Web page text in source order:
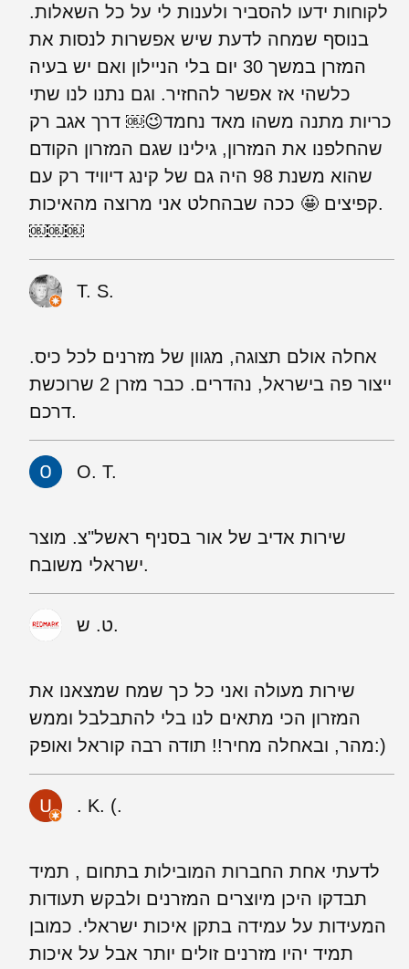
לקוחות ידעו להסביר ולענות לי על כל השאלות.
בנוסף שמחה לדעת שיש אפשרות לנסות את
המזרן במשך 30 יום בלי הניילון ואם יש בעיה
כלשהי אז אפשר להחזיר. וגם נתנו לנו שתי
כריות מתנה משהו מאד נחמד😉￼ ‏דרך אגב רק
שהחלפנו את המזרון, גילינו שגם המזרון הקודם
שהוא משנת 98 היה גם של קינג דיוויד רק עם
קפיצים 🤩 ‏ככה שבהחלט אני מרוצה מהאיכות.
￼￼￼
T. S.
אחלה אולם תצוגה, מגוון של מזרנים לכל כיס.
ייצור פה בישראל, נהדרים. כבר מזרן 2 שרוכשת
דרכם.
O. T.
שירות אדיב של אור בסניף ראשל"צ. מוצר
ישראלי משובח.
ט. ש.
שירות מעולה ואני כל כך שמח שמצאנו את
המזרון הכי מתאים לנו בלי להתבלבל וממש
מהר, ובאחלה מחיר!! תודה רבה קוראל ואופק:)
‪. K. (.
לדעתי אחת החברות המובילות בתחום , תמיד
תבדקו היכן מיוצרים המזרנים ולבקש תעודות
המעידות על עמידה בתקן איכות ישראלי. כמובן
תמיד יהיו מזרנים זולים יותר אבל על איכות